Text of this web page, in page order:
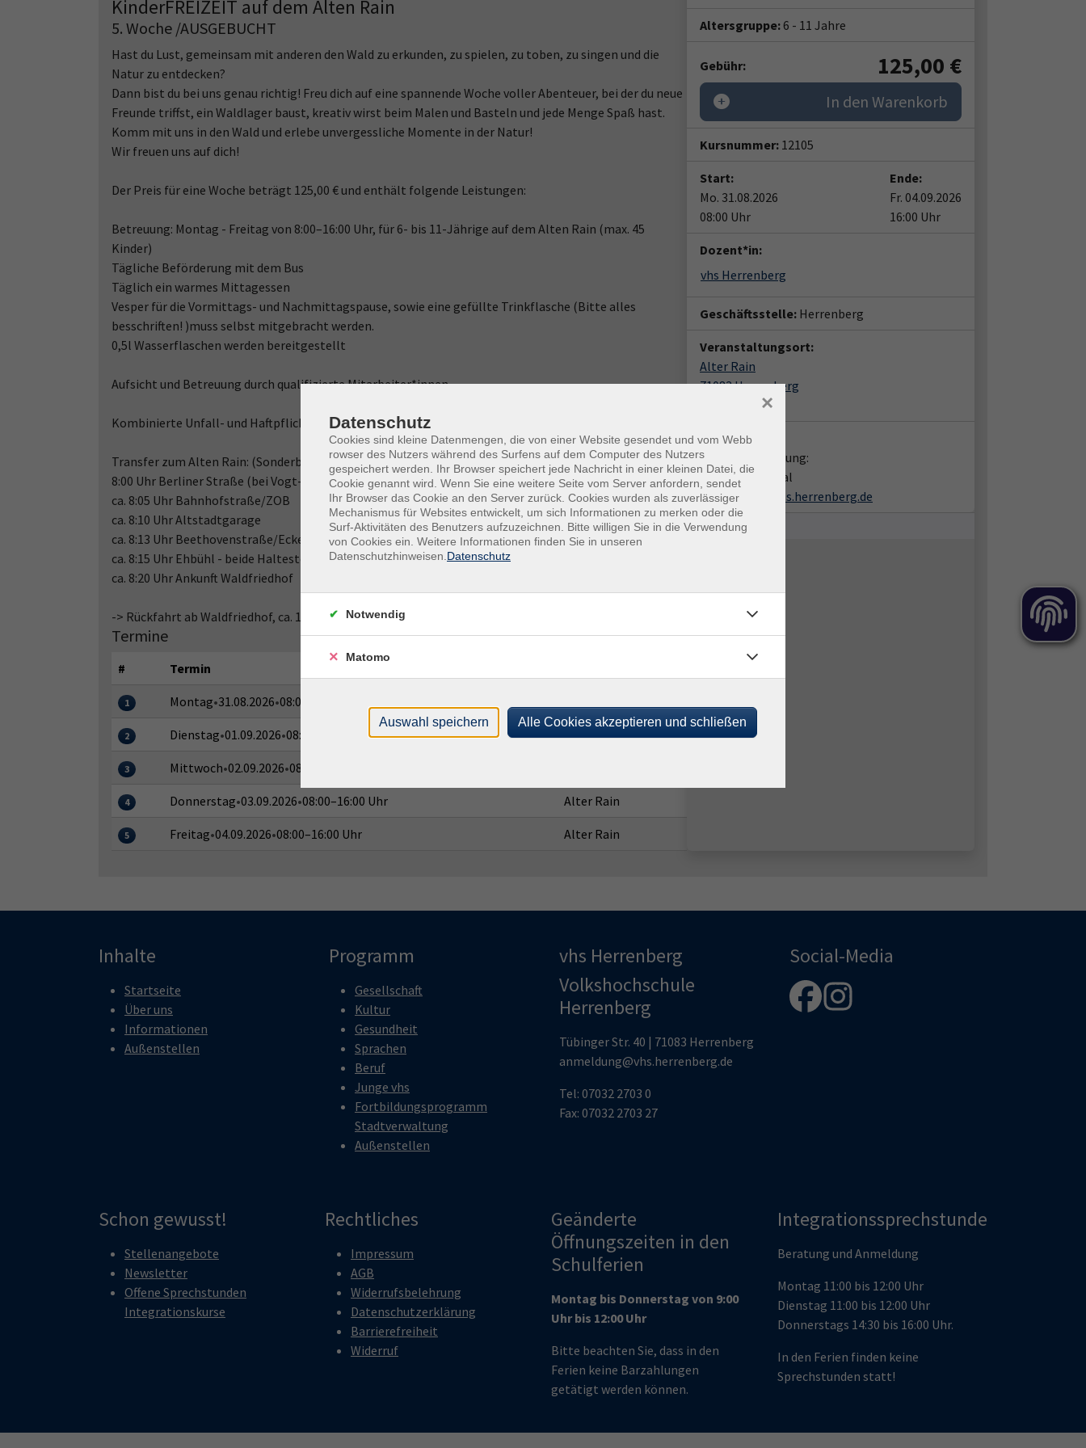
KinderFREIZEIT auf dem Alten Rain
5. Woche /AUSGEBUCHT
Hast du Lust, gemeinsam mit anderen den Wald zu erkunden, zu spielen, zu toben, zu singen und die
Natur zu entdecken?
Dann bist du bei uns genau richtig! Freu dich auf eine spannende Woche voller Abenteuer, bei der du neue
Freunde triffst, ein Waldlager baust, kreativ wirst beim Malen und Basteln und jede Menge Spaß hast.
Komm mit uns in den Wald und erlebe unvergessliche Momente in der Natur!
Wir freuen uns auf dich!
Der Preis für eine Woche beträgt 125,00 € und enthält folgende Leistungen:
Betreuung: Montag - Freitag von 8:00–16:00 Uhr, für 6- bis 11-Jährige auf dem Alten Rain (max. 45
Kinder)
Tägliche Beförderung mit dem Bus
Täglich ein warmes Mittagessen
Vesper für die Vormittags- und Nachmittagspause, sowie eine gefüllte Trinkflasche (Bitte alles
besschriften! )muss selbst mitgebracht werden.
0,5l Wasserflaschen werden bereitgestellt
Aufsicht und Betreuung durch qualifizierte Mitarbeiter*innen
Kombinierte Unfall- und Haftpflichtversicherung für die Zeit des Aufenthaltes.
Transfer zum Alten Rain: (Sonderbus > nur diese Haltestellen werden angefahren)
8:00 Uhr Berliner Straße (bei Vogt-Hess-Schule)
ca. 8:05 Uhr Bahnhofstraße/ZOB
ca. 8:10 Uhr Altstadtgarage
ca. 8:13 Uhr Beethovenstraße/Ecke Brahmsstraße
ca. 8:15 Uhr Ehbühl - beide Haltestellen
ca. 8:20 Uhr Ankunft Waldfriedhof
-> Rückfahrt ab Waldfriedhof, ca. 15:55 Uhr
Termine
# Termin
1 Montag•31.08.2026•08:00–16:00 Uhr
2 Dienstag•01.09.2026•08:00–16:00 Uhr Alter Rain
3 Mittwoch•02.09.2026•08:00–16:00 Uhr
4 Donnerstag•03.09.2026•08:00–16:00 Uhr Alter Rain
5 Freitag•04.09.2026•08:00–16:00 Uhr Alter Rain
Altersgruppe: 6 - 11 Jahre
Gebühr: 125,00 €
In den Warenkorb
Kursnummer: 12105
Start:
Mo. 31.08.2026
08:00 Uhr
Ende:
Fr. 04.09.2026
16:00 Uhr
Dozent*in:
vhs Herrenberg
Geschäftsstelle: Herrenberg
Veranstaltungsort:
Alter Rain
71083 Herrenberg
Kontakt:
Fachliche Beratung:
Manuela Thukral
Thukral@vhs.herrenberg.de
Inhalte
Startseite
Über uns
Informationen
Außenstellen
Programm
Gesellschaft
Kultur
Gesundheit
Sprachen
Beruf
Junge vhs
Fortbildungsprogramm
Stadtverwaltung
Außenstellen
vhs Herrenberg
Volkshochschule
Herrenberg
Tübinger Str. 40 | 71083 Herrenberg
anmeldung@vhs.herrenberg.de
Tel: 07032 2703 0
Fax: 07032 2703 27
Social-Media
Schon gewusst!
Stellenangebote
Newsletter
Offene Sprechstunden
Integrationskurse
Rechtliches
Impressum
AGB
Widerrufsbelehrung
Datenschutzerklärung
Barrierefreiheit
Widerruf
Geänderte
Öffnungszeiten in den
Schulferien
Montag bis Donnerstag von 9:00
Uhr bis 12:00 Uhr
Bitte beachten Sie, dass in den
Ferien keine Barzahlungen
getätigt werden können.
Integrationssprechstunde
Beratung und Anmeldung
Montag 11:00 bis 12:00 Uhr
Dienstag 11:00 bis 12:00 Uhr
Donnerstags 14:30 bis 16:00 Uhr.
In den Ferien finden keine
Sprechstunden statt!
Datenschutz
Cookies sind kleine Datenmengen, die von einer Website gesendet und vom Webb
rowser des Nutzers während des Surfens auf dem Computer des Nutzers
gespeichert werden. Ihr Browser speichert jede Nachricht in einer kleinen Datei, die
Cookie genannt wird. Wenn Sie eine weitere Seite vom Server anfordern, sendet
Ihr Browser das Cookie an den Server zurück. Cookies wurden als zuverlässiger
Mechanismus für Websites entwickelt, um sich Informationen zu merken oder die
Surf-Aktivitäten des Benutzers aufzuzeichnen. Bitte willigen Sie in die Verwendung
von Cookies ein. Weitere Informationen finden Sie in unseren
Datenschutzhinweisen. Datenschutz
×
Notwendig
Matomo
Auswahl speichern Alle Cookies akzeptieren und schließen